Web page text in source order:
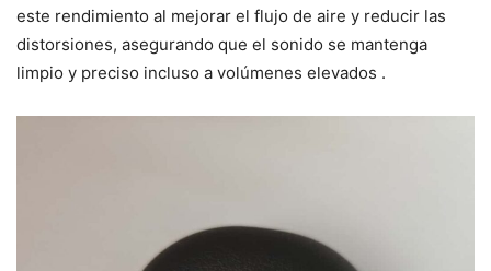
este rendimiento al mejorar el flujo de aire y reducir las
distorsiones, asegurando que el sonido se mantenga
limpio y preciso incluso a volúmenes elevados .